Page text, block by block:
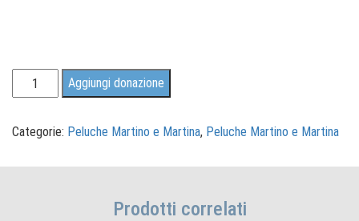
Peluche
Martino
Aggiungi donazione
Categorie: Peluche Martino e Martina, Peluche Martino e Martina
Prodotti correlati